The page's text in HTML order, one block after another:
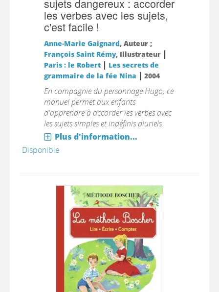
les verbes avec les sujets,
c'est facile !
Anne-Marie Gaignard, Auteur ;
François Saint Rémy, Illustrateur |
Paris : le Robert| Les secrets de
grammaire de la fée Nina | 2004
En compagnie du personnage Hugo, ce
manuel permet aux enfants
d'apprendre à accorder les verbes avec
les sujets simples et indéfinis pluriels.
Plus d'information...
Disponible